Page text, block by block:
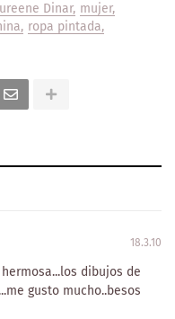
Dinar mujer
ropa pintada
18.3.10
dibujos de
gusto mucho..besos